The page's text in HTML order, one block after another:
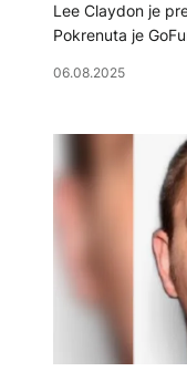
Lee Claydon je
Pokrenuta je
06.08.2025